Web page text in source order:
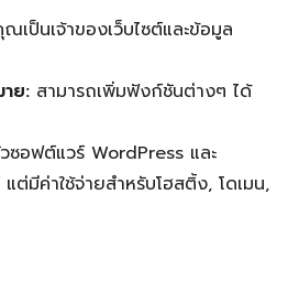
เป็นเจ้าของเว็บไซต์และข้อมูล
ย: สามารถเพิ่มฟังก์ชันต่างๆ ได้
ซอฟต์แวร์ WordPress และ
มีค่าใช้จ่ายสำหรับโฮสติ้ง, โดเมน,